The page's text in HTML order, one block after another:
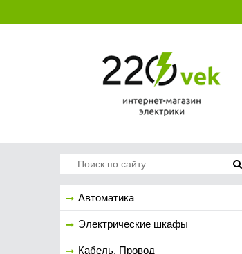
Автоматика
Электрические шкафы
Кабель, Провод